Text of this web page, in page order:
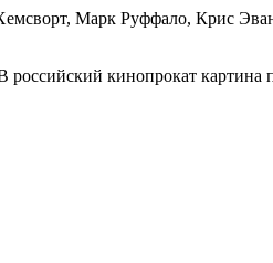
Марк Руффало, Крис
кинопрокат картина